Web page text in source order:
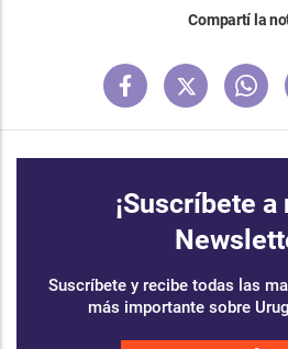
Compartí la
¡Suscríbete
Suscríbete y recibe todas las
más importante sobre